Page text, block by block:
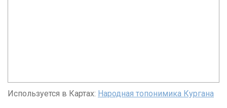
Используется в Картах: Народная топонимика Кургана